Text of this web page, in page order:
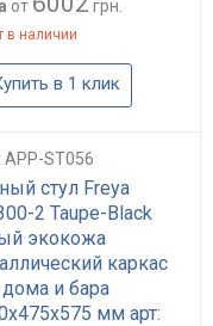
от грн.
в наличии
в 1 клик
APP-ST056
стул Freya
2 Taupe-Black
экокожа
каркас
и бара
мм арт: